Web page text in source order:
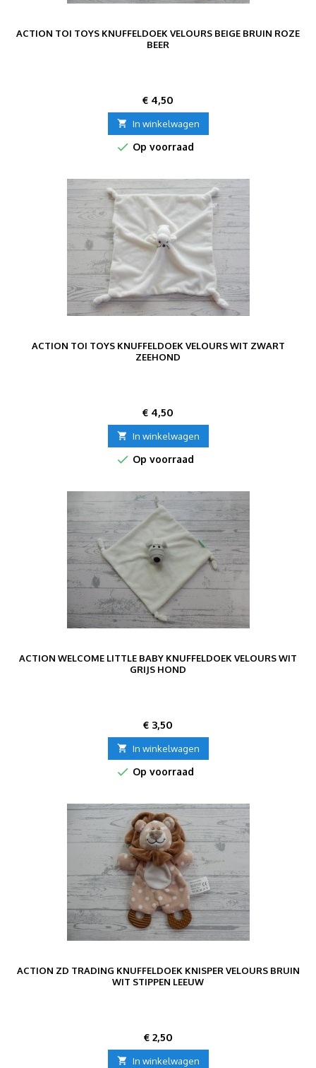
ACTION TOI TOYS KNUFFELDOEK VELOURS BEIGE BRUIN ROZE
BEER
Prijs
€ 4,50
 In winkelwagen
 Op voorraad
ACTION TOI TOYS KNUFFELDOEK VELOURS WIT ZWART
ZEEHOND
Prijs
€ 4,50
 In winkelwagen
 Op voorraad
ACTION WELCOME LITTLE BABY KNUFFELDOEK VELOURS WIT
GRIJS HOND
Prijs
€ 3,50
 In winkelwagen
 Op voorraad
ACTION ZD TRADING KNUFFELDOEK KNISPER VELOURS BRUIN
WIT STIPPEN LEEUW
Prijs
€ 2,50
 In winkelwagen